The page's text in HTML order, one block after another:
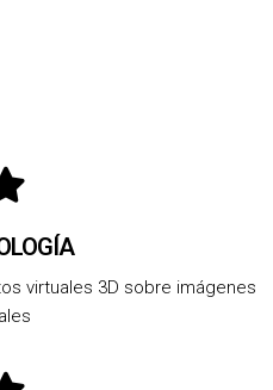
virtuales 3D sobre imágenes